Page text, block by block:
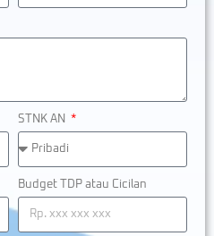
STNK AN
Budget TDP atau Cicilan